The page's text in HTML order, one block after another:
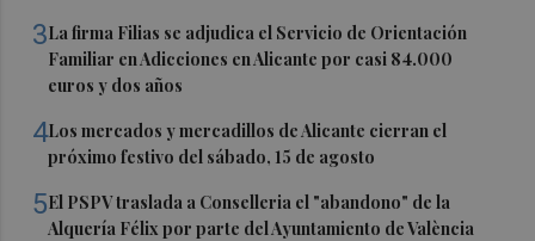
3La firma Filias se adjudica el Servicio de Orientación
Familiar en Adicciones en Alicante por casi 84.000
euros y dos años
4Los mercados y mercadillos de Alicante cierran el
próximo festivo del sábado, 15 de agosto
5El PSPV traslada a Conselleria el "abandono" de la
Alquería Félix por parte del Ayuntamiento de València